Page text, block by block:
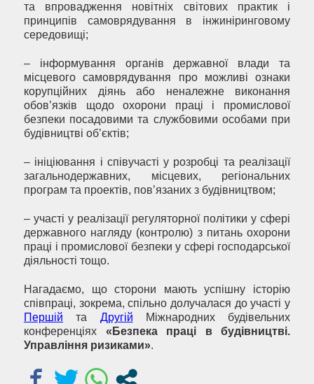
та впровадження новітніх світових практик і
принципів самоврядування в інжиніринговому
середовищі;
– інформування органів державної влади та
місцевого самоврядування про можливі ознаки
корупційних діянь або неналежне виконання
обов’язків щодо охорони праці і промислової
безпеки посадовими та службовими особами при
будівництві об’єктів;
– ініціювання і співучасті у розробці та реалізації
загальнодержавних, місцевих, регіональних
програм та проектів, пов’язаних з будівництвом;
– участі у реалізації регуляторної політики у сфері
державного нагляду (контролю) з питань охорони
праці і промислової безпеки у сфері господарської
діяльності тощо.
Нагадаємо, що сторони мають успішну історію
співпраці, зокрема, спільно долучалася до участі у
Першій та Другій Міжнародних будівельних
конференціях «Безпека праці в будівництві.
Управління ризиками».